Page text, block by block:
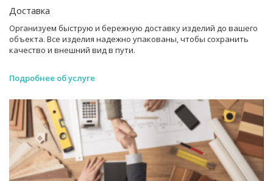
Доставка
Организуем быструю и бережную доставку изделий до вашего
объекта. Все изделия надежно упакованы, чтобы сохранить
качество и внешний вид в пути.
Подробнее об услуге